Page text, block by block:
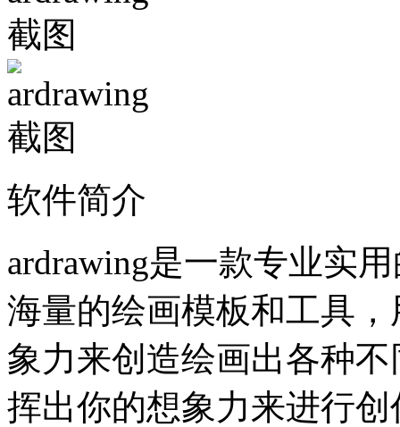
软件简介
ardrawing是一款专业实
海量的绘画模板和工具
象力来创造绘画出各种
挥出你的想象力来进行